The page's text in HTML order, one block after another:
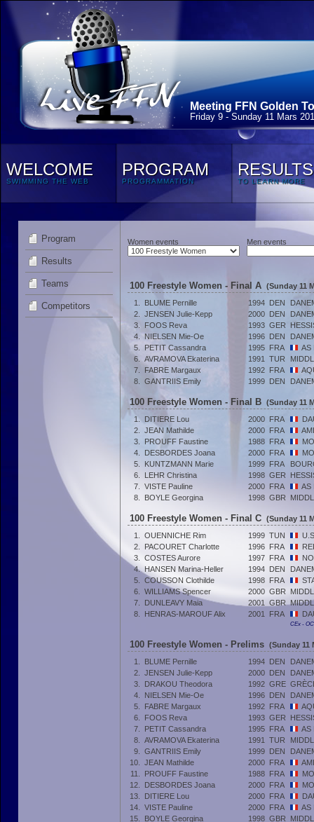
Meeting FFN Golden
Friday 9 - Sunday 11 Mars
WELCOME
SWIMMING THE WEB
PROGRAM
PROGRAMMATION
RESULTS
TO LEARN MORE
Program
Results
Teams
Competitors
Women events Men events
100 Freestyle Women - Final A (Sunday 11
1.
BLUME Pernille 1994 DEN
2.
JENSEN Julie-Kepp 2000 DEN
3.
FOOS Reva 1993 GER
4.
NIELSEN Mie-Oe 1996 DEN
5.
PETIT Cassandra 1995 FRA
AS
6.
AVRAMOVA Ekaterina 1991 TUR
7.
FABRE Margaux 1992 FRA
8.
GANTRIIS Emily 1999 DEN
100 Freestyle Women - Final B (Sunday 11
1.
DITIERE Lou 2000 FRA
2.
JEAN Mathilde 2000 FRA
3.
PROUFF Faustine 1988 FRA
4.
DESBORDES Joana 2000 FRA
5.
KUNTZMANN Marie 1999 FRA
6.
LEHR Christina 1998 GER
7.
VISTE Pauline 2000 FRA
AS
8.
BOYLE Georgina 1998 GBR
100 Freestyle Women - Final C (Sunday 11
1.
OUENNICHE Rim 1999 TUN
2.
PACOURET Charlotte 1996 FRA
3.
COSTES Aurore 1997 FRA
4. HANSEN Marina-Heller 1994 DEN
5.
COUSSON Clothilde 1998 FRA
6.
WILLIAMS Spencer 2000 GBR
7.
DUNLEAVY Maia 2001 GBR
8.
HENRAS-MAROUF Alix 2001 FRA
CEx -
100 Freestyle Women - Prelims (Sunday 11
1.
BLUME Pernille 1994 DEN
2.
JENSEN Julie-Kepp 2000 DEN
3.
DRAKOU Theodora 1992 GRE
4.
NIELSEN Mie-Oe 1996 DEN
5.
FABRE Margaux 1992 FRA
6.
FOOS Reva 1993 GER
7.
PETIT Cassandra 1995 FRA
AS
8.
AVRAMOVA Ekaterina 1991 TUR
9.
GANTRIIS Emily 1999 DEN
10.
JEAN Mathilde 2000 FRA
11.
PROUFF Faustine 1988 FRA
12.
DESBORDES Joana 2000 FRA
13.
DITIERE Lou 2000 FRA
14.
VISTE Pauline 2000 FRA
AS
15.
BOYLE Georgina 1998 GBR